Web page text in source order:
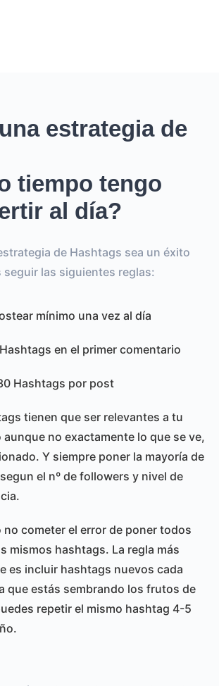
estrategia de
tiempo tengo
al día?
de Hashtags sea un éxito
seguir las siguientes reglas:
mínimo una vez al día
en el primer comentario
Hashtags por post
tienen que ser relevantes a tu
no exactamente lo que se ve,
Y siempre poner la mayoría de
el nº de followers y nivel de
no cometer el error de poner todos
mismos hashtags. La regla más
es incluir hashtags nuevos cada
que estás sembrando los frutos de
repetir el mismo hashtag 4-5